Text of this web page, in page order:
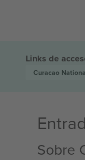
Links de
Curacao
Sobre